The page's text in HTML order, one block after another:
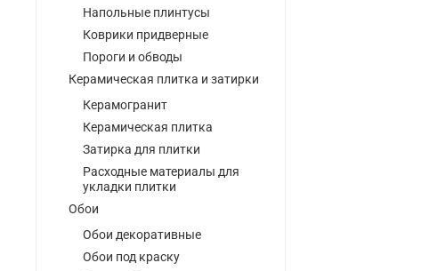
Напольные плинтусы
Коврики придверные
Пороги и обводы
Керамическая плитка и затирки
Керамогранит
Керамическая плитка
Затирка для плитки
Расходные материалы для
укладки плитки
Обои
Обои декоративные
Обои под краску